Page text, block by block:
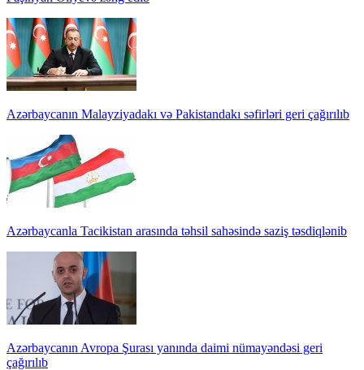
Azərbaycanın Malayziyadakı və Pakistandakı səfirləri geri çağırılıb
Azərbaycanla Tacikistan arasında təhsil sahəsində saziş təsdiqlənib
Azərbaycanın Avropa Şurası yanında daimi nümayəndəsi geri
çağırılıb